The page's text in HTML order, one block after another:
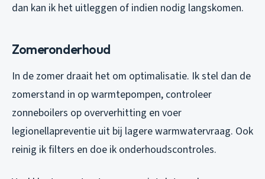
dan kan ik het uitleggen of indien nodig langskomen.
Zomeronderhoud
In de zomer draait het om optimalisatie. Ik stel dan de
zomerstand in op warmtepompen, controleer
zonneboilers op oververhitting en voer
legionellapreventie uit bij lagere warmwatervraag. Ook
reinig ik filters en doe ik onderhoudscontroles.